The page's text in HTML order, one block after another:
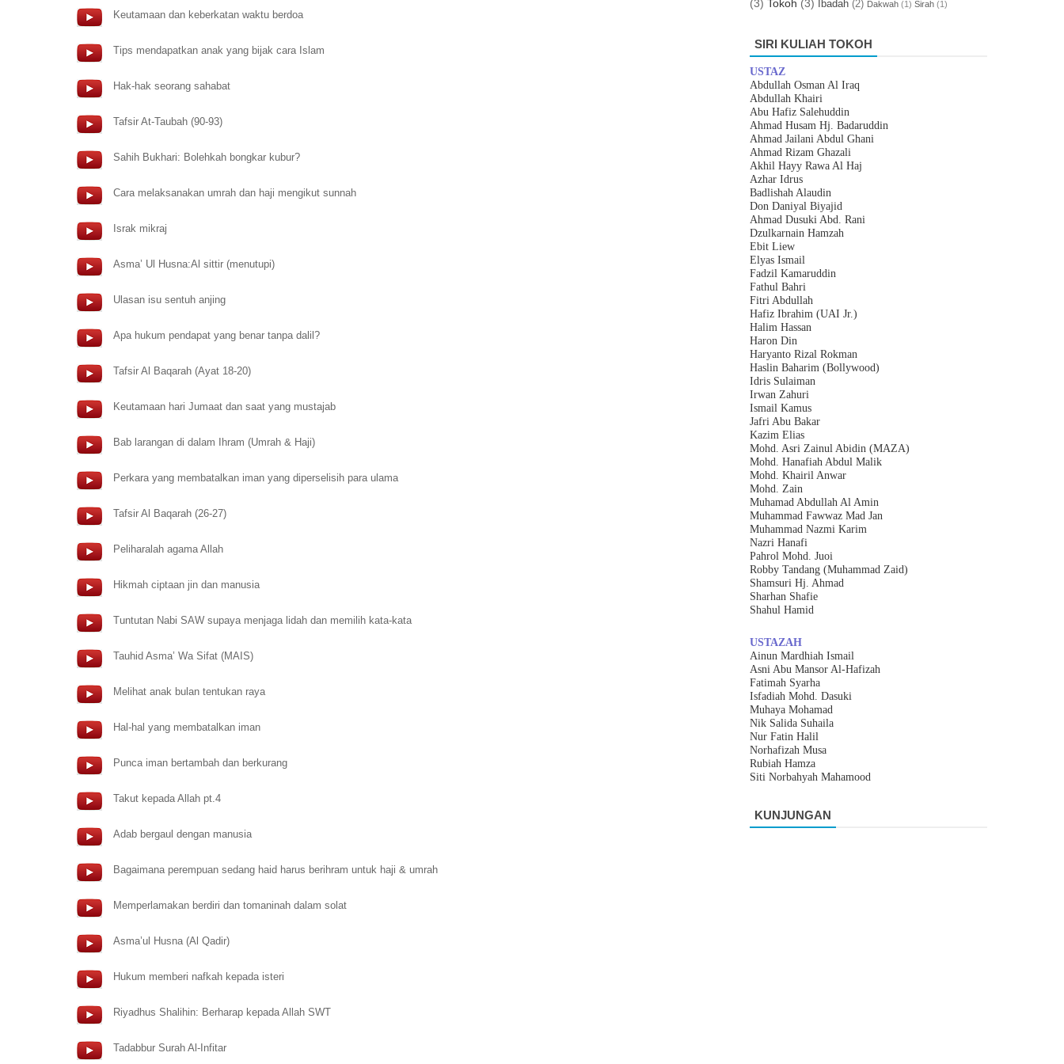
Keutamaan dan keberkatan waktu berdoa
Tips mendapatkan anak yang bijak cara Islam
Hak-hak seorang sahabat
Tafsir At-Taubah (90-93)
Sahih Bukhari: Bolehkah bongkar kubur?
Cara melaksanakan umrah dan haji mengikut sunnah
Israk mikraj
Asma’ Ul Husna:Al sittir (menutupi)
Ulasan isu sentuh anjing
Apa hukum pendapat yang benar tanpa dalil?
Tafsir Al Baqarah (Ayat 18-20)
Keutamaan hari Jumaat dan saat yang mustajab
Bab larangan di dalam Ihram (Umrah & Haji)
Perkara yang membatalkan iman yang diperselisih para ulama
Tafsir Al Baqarah (26-27)
Peliharalah agama Allah
Hikmah ciptaan jin dan manusia
Tuntutan Nabi SAW supaya menjaga lidah dan memilih kata-kata
Tauhid Asma’ Wa Sifat (MAIS)
Melihat anak bulan tentukan raya
Hal-hal yang membatalkan iman
Punca iman bertambah dan berkurang
Takut kepada Allah pt.4
Adab bergaul dengan manusia
Bagaimana perempuan sedang haid harus berihram untuk haji & umrah
Memperlamakan berdiri dan tomaninah dalam solat
Asma’ul Husna (Al Qadir)
Hukum memberi nafkah kepada isteri
Riyadhus Shalihin: Berharap kepada Allah SWT
Tadabbur Surah Al-Infitar
(3) Tokoh (3) Ibadah (2) Dakwah (1) Sirah (1)
SIRI KULIAH TOKOH
USTAZ
Abdullah Osman Al Iraq
Abdullah Khairi
Abu Hafiz Salehuddin
Ahmad Husam Hj. Badaruddin
Ahmad Jailani Abdul Ghani
Ahmad Rizam Ghazali
Akhil Hayy Rawa Al Haj
Azhar Idrus
Badlishah Alaudin
Don Daniyal Biyajid
Ahmad Dusuki Abd. Rani
Dzulkarnain Hamzah
Ebit Liew
Elyas Ismail
Fadzil Kamaruddin
Fathul Bahri
Fitri Abdullah
Hafiz Ibrahim (UAI Jr.)
Halim Hassan
Haron Din
Haryanto Rizal Rokman
Haslin Baharim (Bollywood)
Idris Sulaiman
Irwan Zahuri
Ismail Kamus
Jafri Abu Bakar
Kazim Elias
Mohd. Asri Zainul Abidin (MAZA)
Mohd. Hanafiah Abdul Malik
Mohd. Khairil Anwar
Mohd. Zain
Muhamad Abdullah Al Amin
Muhammad Fawwaz Mad Jan
Muhammad Nazmi Karim
Nazri Hanafi
Pahrol Mohd. Juoi
Robby Tandang (Muhammad Zaid)
Shamsuri Hj. Ahmad
Sharhan Shafie
Shahul Hamid
USTAZAH
Ainun Mardhiah Ismail
Asni Abu Mansor Al-Hafizah
Fatimah Syarha
Isfadiah Mohd. Dasuki
Muhaya Mohamad
Nik Salida Suhaila
Nur Fatin Halil
Norhafizah Musa
Rubiah Hamza
Siti Norbahyah Mahamood
KUNJUNGAN